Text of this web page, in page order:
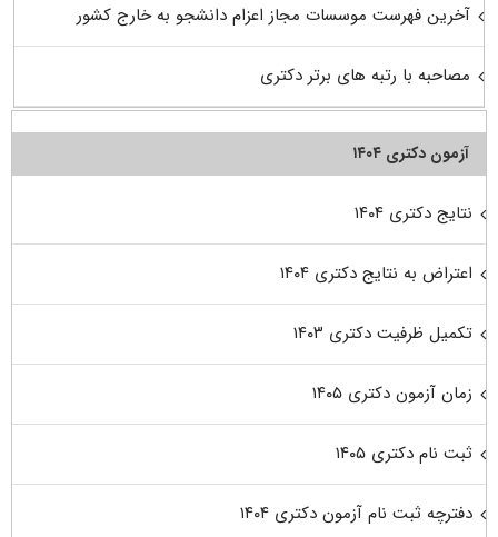
آخرین فهرست موسسات مجاز اعزام دانشجو به خارج کشور
مصاحبه با رتبه های برتر دکتری
آزمون دکتری ۱۴۰۴
نتایج دکتری ۱۴۰۴
اعتراض به نتایج دکتری ۱۴۰۴
تکمیل ظرفیت دکتری ۱۴۰۳
زمان آزمون دکتری ۱۴۰۵
ثبت نام دکتری ۱۴۰۵
دفترچه ثبت نام آزمون دکتری ۱۴۰۴